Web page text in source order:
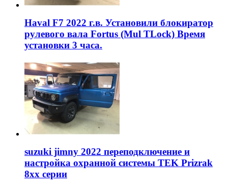
Haval F7 2022 г.в. Установили блокиратор
рулевого вала Fortus (Mul TLock) Время
установки 3 часа.
suzuki jimny 2022 переподключение и
настройка охранной системы TEK Prizrak
8xx серии